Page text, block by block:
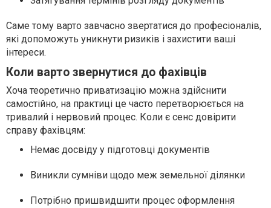
Саме тому варто завчасно звертатися до професіоналів,
які допоможуть уникнути ризиків і захистити ваші
інтереси.
Коли варто звернутися до фахівців
Хоча теоретично приватизацію можна здійснити
самостійно, на практиці це часто перетворюється на
тривалий і нервовий процес. Коли є сенс довірити
справу фахівцям:
Немає досвіду у підготовці документів
Виникли сумніви щодо меж земельної ділянки
Потрібно пришвидшити процес оформлення